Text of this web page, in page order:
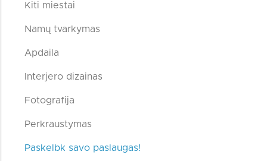
Kiti miestai
Namų tvarkymas
Apdaila
Interjero dizainas
Fotografija
Perkraustymas
Paskelbk savo paslaugas!